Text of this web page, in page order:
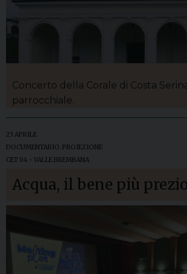
Concerto della Corale di Costa
parrocchiale.
23 APRILE
DOCUMENTARIO PROIEZIONE
CET 04 - VALLE BREMBANA
Acqua, il bene più